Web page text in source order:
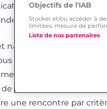
de rencontre
à vos critères.
et en ajoutant
contacteront pour
si vous démarrez
homosexuel complet
une rencontre par
Objectifs de l'IAB
Stocker et/ou accéder à
limitées, mesure de
Liste de nos partenaires